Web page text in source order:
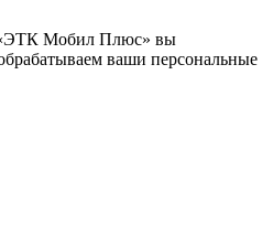
«ЭТК Мобил Плюс» вы
ваши персональные